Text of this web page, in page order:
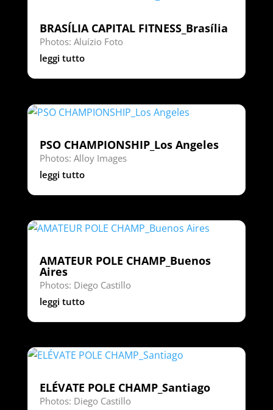
BRASÍLIA CAPITAL FITNESS_Brasília
Photos: Aluízio Foto
leggi tutto
PSO CHAMPIONSHIP_Los Angeles
Photos: Alloy Images
leggi tutto
AMATEUR POLE CHAMP_Buenos
Aires
Photos: Diego Castillo
leggi tutto
ELÉVATE POLE CHAMP_Santiago
Photos: Diego Castillo